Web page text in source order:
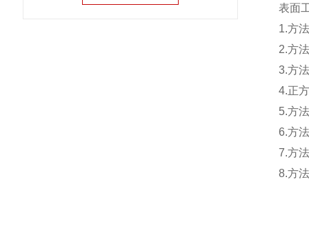
表面
1.方法
2.方法
3.方法
4.正
5.方法
6.方法
7.方法
8.方法